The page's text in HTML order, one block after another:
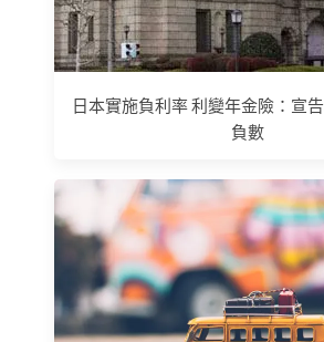
日本實施負利率 利變年金險：宣
負數